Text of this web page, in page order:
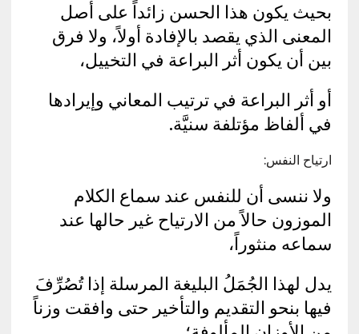
بحيث يكون هذا الحسن زائداً على أصل
المعنى الذي يقصد بالإفادة أولاً، ولا فرق
بين أن يكون أثر البراعة في التخييل،
أو أثر البراعة في ترتيب المعاني وإيرادها
في ألفاظ مؤتلفة سنيَّة.
ارتياح النفس:
ولا ننسى أن للنفس عند سماع الكلام
الموزون حالاً من الارتياح غير حالها عند
سماعه منثوراً،
يدل لهذا الجُمَلُ البليغة المرسلة إذا تُصُرِّفَ
فيها بنحو التقديم والتأخير حتى وافقت وزناً